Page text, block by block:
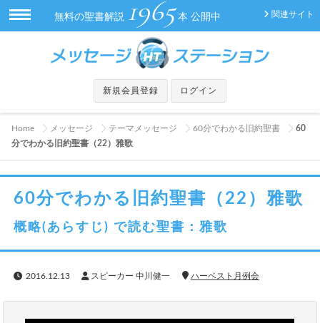
関連サイト
無料の聖書解説 1965 本 公開中
新規会員登録 ログイン
Home メッセージ テーマメッセージ 60分でわかる旧約聖書
60
分でわかる旧約聖書（22）雅歌
60分でわかる旧約聖書（22）雅歌
概略(あらすじ) で読む聖書：雅歌
2016.12.13 スピーカー 中川健一 ハーベスト月例会